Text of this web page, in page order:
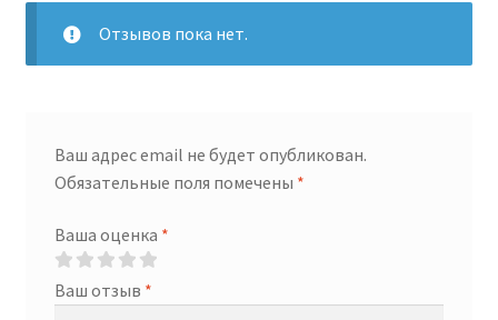
Отзывов пока нет.
Ваш адрес email не будет опубликован.
Обязательные поля помечены *
Ваша оценка *
Ваш отзыв *